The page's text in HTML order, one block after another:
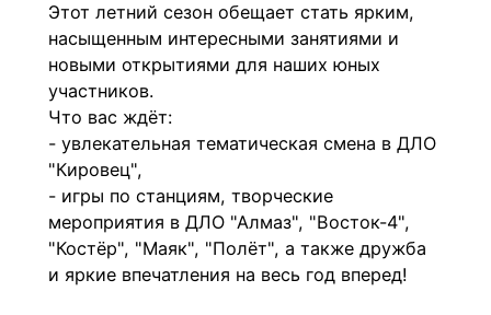
Этот летний сезон обещает стать ярким,
насыщенным интересными занятиями и
новыми открытиями для наших юных
участников.
Что вас ждёт:
- увлекательная тематическая смена в ДЛО
"Кировец",
- игры по станциям, творческие
мероприятия в ДЛО "Алмаз", "Восток-4",
"Костёр", "Маяк", "Полёт", а также дружба
и яркие впечатления на весь год вперед!